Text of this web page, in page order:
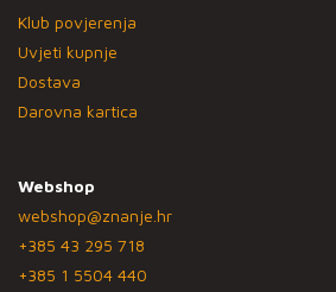
Klub povjerenja
Uvjeti kupnje
Dostava
Darovna kartica
Webshop
webshop@znanje.hr
+385 43 295 718
+385 1 5504 440